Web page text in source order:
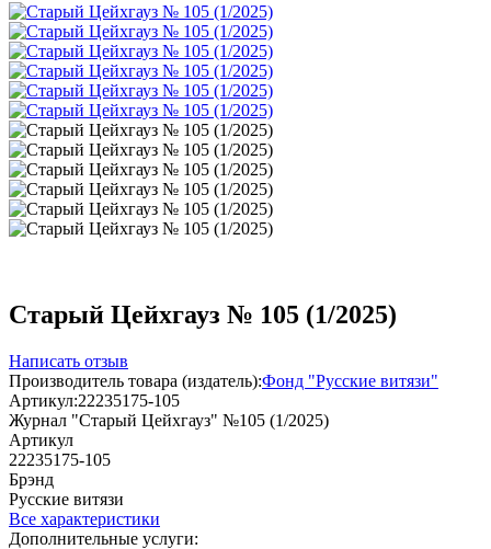
Старый Цейхгауз № 105 (1/2025)
Написать отзыв
Производитель товара (издатель):Фонд "Русские витязи"
Артикул:22235175-105
Журнал "Старый Цейхгауз" №105 (1/2025)
Артикул
22235175-105
Брэнд
Русские витязи
Все характеристики
Дополнительные услуги: